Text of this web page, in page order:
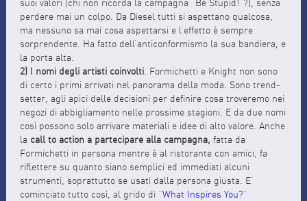
suoi valori (chi non ricorda la campagna “Be Stupid!”?), senza
perdere mai un colpo. Da Diesel tutti si aspettano qualcosa,
ma nessuno sa mai cosa aspettarsi e l’effetto è sempre
sorprendente. Ha fatto dell’anticonformismo la sua bandiera, e
la porta alta.
2) I nomi degli artisti coinvolti. Formichetti e Knight non sono
di certo i primi arrivati nel panorama della moda. Sono trend-
setter, agli apici delle decisioni per definire cosa troveremo nei
negozi di abbigliamento nelle prossime stagioni. E da due nomi
così possono solo arrivare materiali e idee di alto valore. Anche
la call to action a partecipare alla campagna, fatta da
Formichetti in persona mentre è al ristorante con amici, fa
riflettere su quanto siano semplici ed immediati alcuni
strumenti, soprattutto se usati dalla persona giusta. E’
cominciato tutto così, al grido di “What Inspires You?”